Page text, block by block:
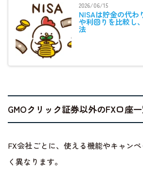
2026/06/15
NISAは貯金の代わ
や利回りを比較し
法
GMOクリック証券以外のFX口座
FX会社ごとに、使える機能やキャン
く異なります。